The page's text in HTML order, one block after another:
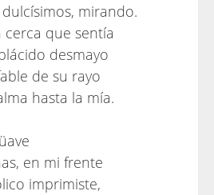
mirando.
que sentía
desmayo
de su rayo
hasta la mía.
en mi frente
imprimiste,